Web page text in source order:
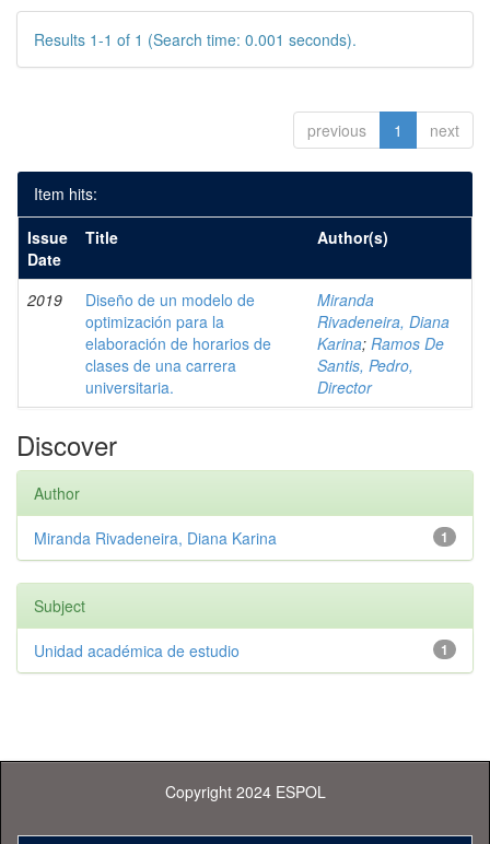
Results 1-1 of 1 (Search time: 0.001 seconds).
previous 1 next
Item hits:
Issue
Date
Title Author(s)
2019
Diseño de un modelo de
optimización para la
elaboración de horarios de
clases de una carrera
universitaria.
Miranda
Rivadeneira, Diana
Karina; Ramos De
Santis, Pedro,
Director
Discover
Author
1
Miranda Rivadeneira, Diana Karina
Subject
1
Unidad académica de estudio
Copyright 2024 ESPOL